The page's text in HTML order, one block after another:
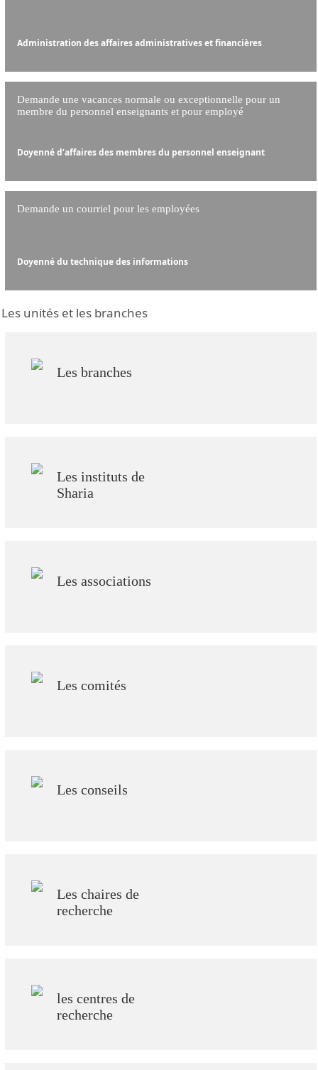
Administration des affaires administratives et financières
Demande une vacances normale ou exceptionnelle pour un
membre du personnel enseignants et pour employé
Doyenné d’affaires des membres du personnel enseignant
Demande un courriel pour les employées
Doyenné du technique des informations
Les unités et les branches
Les branches
Les instituts de
Sharia
Les associations
Les comités
Les conseils
Les chaires de
recherche
les centres de
recherche